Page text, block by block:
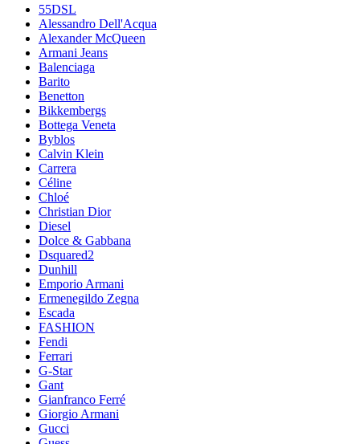
55DSL
Alessandro Dell'Acqua
Alexander McQueen
Armani Jeans
Balenciaga
Barito
Benetton
Bikkembergs
Bottega Veneta
Byblos
Calvin Klein
Carrera
Céline
Chloé
Christian Dior
Diesel
Dolce & Gabbana
Dsquared2
Dunhill
Emporio Armani
Ermenegildo Zegna
Escada
FASHION
Fendi
Ferrari
G-Star
Gant
Gianfranco Ferré
Giorgio Armani
Gucci